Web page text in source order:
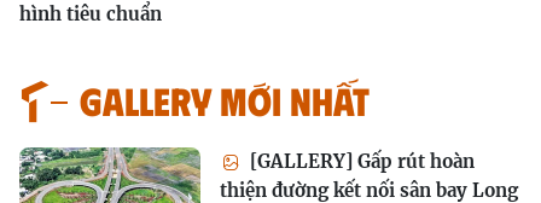
hình tiêu chuẩn
GALLERY MỚI NHẤT
[GALLERY] Gấp rút hoàn
thiện đường kết nối sân bay Long